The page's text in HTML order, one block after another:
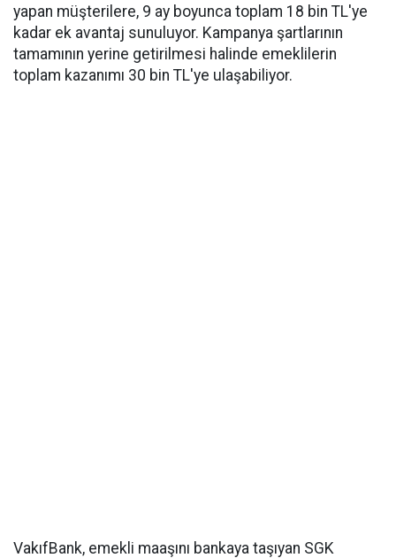
yapan müşterilere, 9 ay boyunca toplam 18 bin TL'ye
kadar ek avantaj sunuluyor. Kampanya şartlarının
tamamının yerine getirilmesi halinde emeklilerin
toplam kazanımı 30 bin TL'ye ulaşabiliyor.
VakıfBank, emekli maaşını bankaya taşıyan SGK